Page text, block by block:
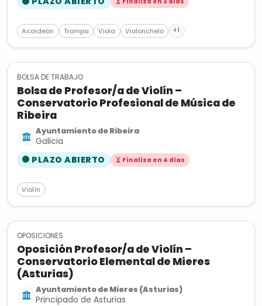
Acordeón Trompa Viola Violonchelo +1
BOLSA DE TRABAJO
Bolsa de Profesor/a de Violín –
Conservatorio Profesional de Música de
Ribeira
Ayuntamiento de Ribeira
Galicia
PLAZO ABIERTO
Finaliza en 4 días
Violín
OPOSICIONES
Oposición Profesor/a de Violín –
Conservatorio Elemental de Mieres
(Asturias)
Ayuntamiento de Mieres (Asturias)
Principado de Asturias